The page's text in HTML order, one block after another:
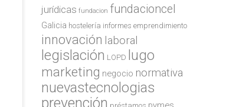
jurídicas fundacion fundacioncel
Galicia hostelería informes emprendimiento
innovación laboral
legislación LOPD lugo
marketing negocio normativa
nuevastecnologias
prevención